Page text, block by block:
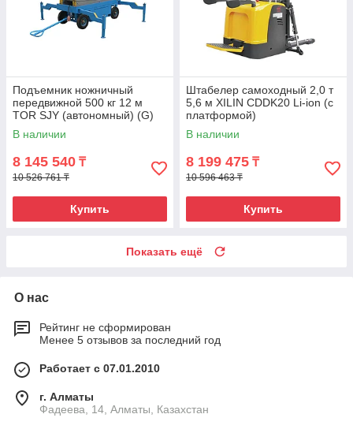
Подъемник ножничный
передвижной 500 кг 12 м
TOR SJY (автономный) (G)
В наличии
8 145 540 ₸
10 526 761 ₸
Купить
Штабелер самоходный 2,0 т
5,6 м XILIN CDDK20 Li-ion (с
платформой)
В наличии
8 199 475 ₸
10 596 463 ₸
Купить
Показать ещё
О нас
Рейтинг не сформирован
Менее 5 отзывов за последний год
Работает с 07.01.2010
г. Алматы
Фадеева, 14, Алматы, Казахстан